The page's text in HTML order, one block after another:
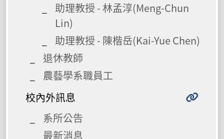
助理教授 - 林孟淳(Meng-Chun
Lin)
助理教授 - 陳楷岳(Kai-Yue Chen)
退休教師
農藝學系職員工
校內外訊息
系所公告
最新消息